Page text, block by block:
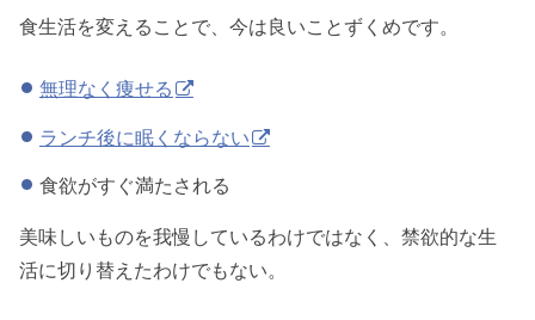
食生活を変えることで、今は良いことずくめです。
無理なく痩せる
ランチ後に眠くならない
食欲がすぐ満たされる
美味しいものを我慢しているわけではなく、禁欲的な生
活に切り替えたわけでもない。